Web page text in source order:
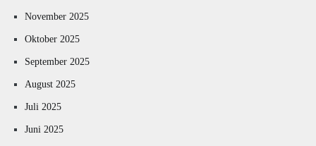
November 2025
Oktober 2025
September 2025
August 2025
Juli 2025
Juni 2025